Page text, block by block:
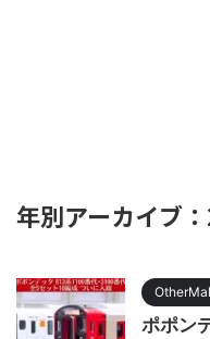
年別アーカイブ
ポポン